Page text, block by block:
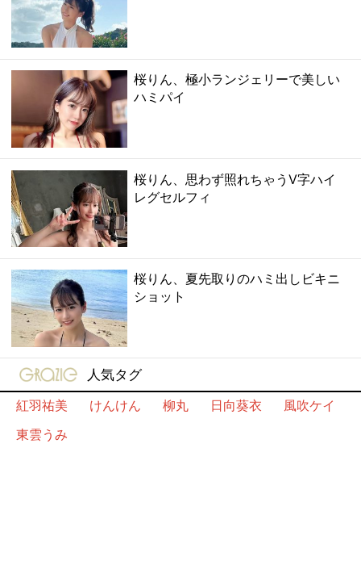
桜りん、極小ランジェリーで美しい
ハミパイ
桜りん、思わず照れちゃうV字ハイ
レグセルフィ
桜りん、夏先取りのハミ出しビキニ
ショット
gravure-grazie
人気タグ
紅羽祐美
けんけん 柳丸 日向葵衣
風吹ケイ
東雲うみ